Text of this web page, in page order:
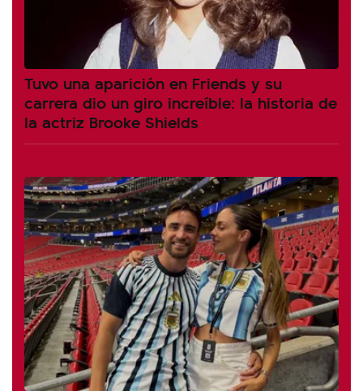
Tuvo una aparición en Friends y su
carrera dio un giro increíble: la historia de
la actriz Brooke Shields